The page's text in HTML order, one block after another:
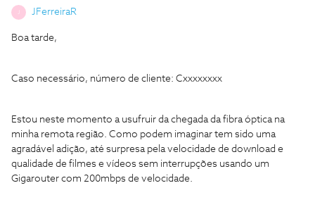
JFerreiraR
Boa tarde,
Caso necessário, número de cliente: Cxxxxxxxx
Estou neste momento a usufruir da chegada da fibra óptica na
minha remota região. Como podem imaginar tem sido uma
agradável adição, até surpresa pela velocidade de download e
qualidade de filmes e vídeos sem interrupções usando um
Gigarouter com 200mbps de velocidade.